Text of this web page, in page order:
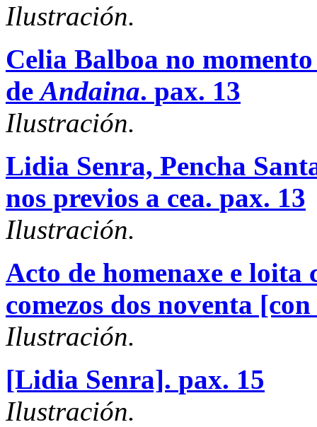
Ilustración.
Celia Balboa no
deAndaina. pax. 13
Ilustración.
Lidia Senra, Pencha
nos previos a cea. pax. 13
Ilustración.
Acto de homenaxe e
comezos dos noventa
Ilustración.
[Lidia Senra]. pax. 15
Ilustración.